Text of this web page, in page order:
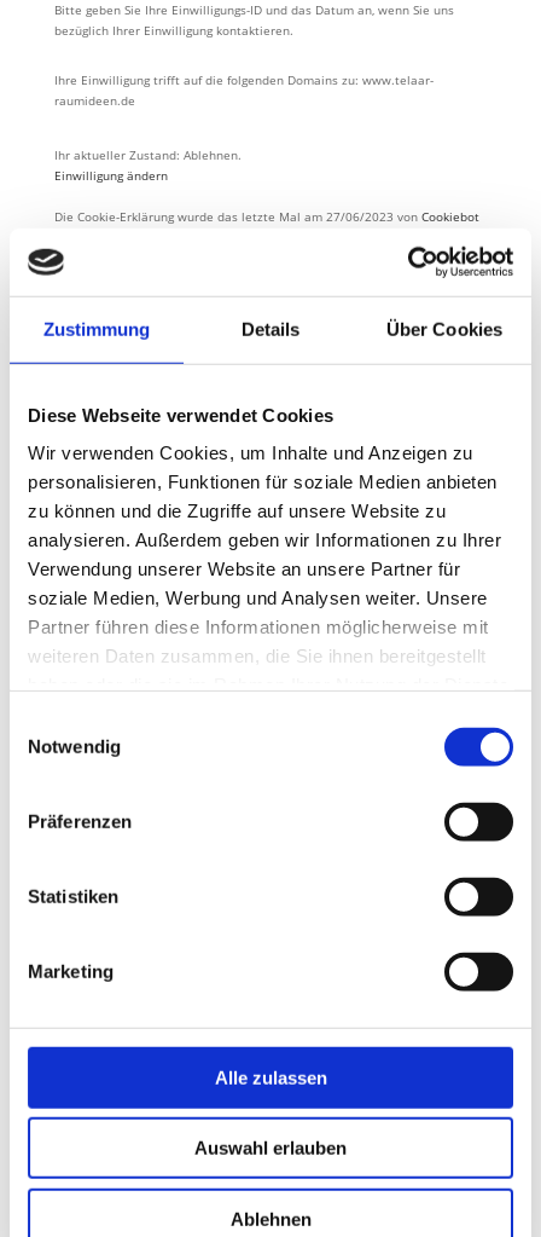
Zustimmung Details Über Cookies
Diese Webseite verwendet Cookies
Wir verwenden Cookies, um Inhalte und Anzeigen zu
personalisieren, Funktionen für soziale Medien anbieten
zu können und die Zugriffe auf unsere Website zu
analysieren. Außerdem geben wir Informationen zu Ihrer
Verwendung unserer Website an unsere Partner für
soziale Medien, Werbung und Analysen weiter. Unsere
Partner führen diese Informationen möglicherweise mit
weiteren Daten zusammen, die Sie ihnen bereitgestellt
Notwendig
Präferenzen
Statistiken
Marketing
Alle zulassen
Auswahl erlauben
Ablehnen
Bitte geben Sie Ihre Einwilligungs-ID und das Datum an, wenn Sie uns
bezüglich Ihrer Einwilligung kontaktieren.
Ihre Einwilligung trifft auf die folgenden Domains zu: www.telaar-
raumideen.de
Ihr aktueller Zustand: Ablehnen.
Einwilligung ändern
Die Cookie-Erklärung wurde das letzte Mal am 27/06/2023 von Cookiebot
Notwendige Cookies helfen dabei, eine Webseite nutzbar zu machen,
indem sie Grundfunktionen wie Seitennavigation und Zugriff auf
sichere Bereiche der Webseite ermöglichen. Die Webseite kann ohne
Speicherdauer
CookieConsen
Cookiebot
Speichert den
Benutzers für Cookies auf
der aktuellen Domäne.
1 Jahr
wordpress_te
st_cookie
www.telaar-
raumideen.de
Verwendet, um zu
überprüfen, ob der
Cookies unterstützt.
Sitzung
Waschtisch mit Spiegel aus
Wenge